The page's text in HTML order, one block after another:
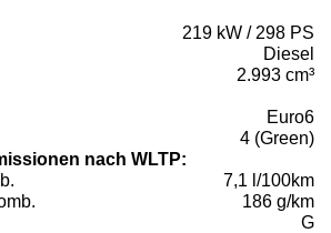
219 kW / 298 PS
Diesel
2.993 cm³
Euro6
4 (Green)
nach WLTP:
7,1 l/100km
186 g/km
G